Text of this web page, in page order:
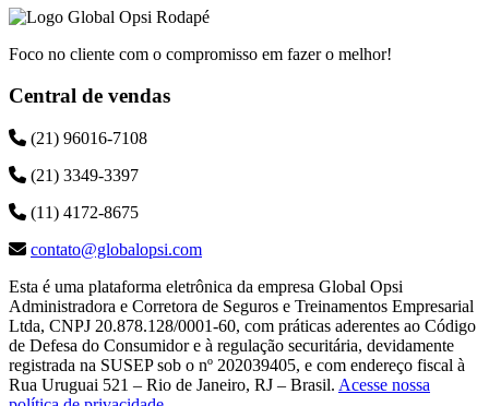
Foco no cliente com o compromisso em fazer o melhor!
Central de vendas
(21) 96016-7108
(21) 3349-3397
(11) 4172-8675
contato@globalopsi.com
Esta é uma plataforma eletrônica da empresa Global Opsi
Administradora e Corretora de Seguros e Treinamentos Empresarial
Ltda, CNPJ 20.878.128/0001-60, com práticas aderentes ao Código
de Defesa do Consumidor e à regulação securitária, devidamente
registrada na SUSEP sob o nº 202039405, e com endereço fiscal à
Rua Uruguai 521 – Rio de Janeiro, RJ – Brasil. Acesse nossa